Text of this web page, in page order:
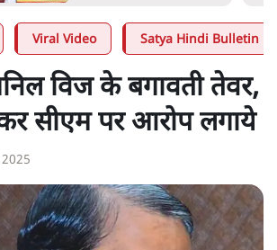
Viral Video Satya Hindi Bulletin
विज के बगावती तेवर,
कर सीएम पर आरोप लगाये